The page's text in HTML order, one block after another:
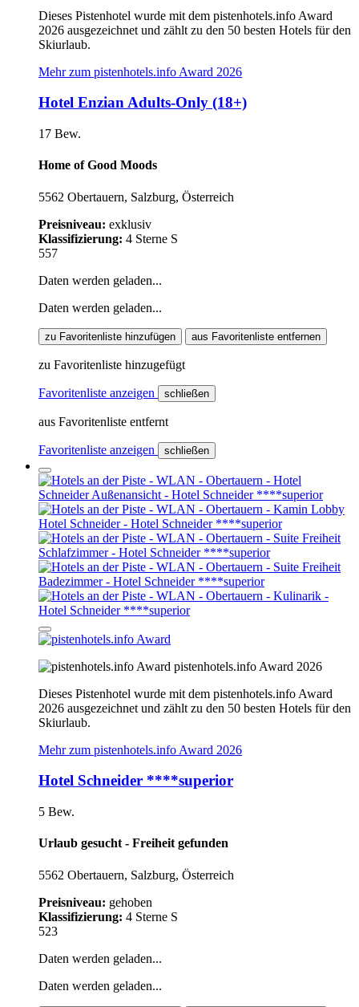
Dieses Pistenhotel wurde mit dem pistenhotels.info Award
2026 ausgezeichnet und zählt zu den 50 besten Hotels für den
Skiurlaub.
Mehr zum pistenhotels.info Award 2026
Hotel Enzian Adults-Only (18+)
17 Bew.
Home of Good Moods
5562 Obertauern, Salzburg, Österreich
Preisniveau: exklusiv
Klassifizierung: 4 Sterne S
557
Daten werden geladen...
Daten werden geladen...
zu Favoritenliste hinzufügen aus Favoritenliste entfernen
zu Favoritenliste hinzugefügt
Favoritenliste anzeigen schließen
aus Favoritenliste entfernt
Favoritenliste anzeigen schließen
pistenhotels.info Award 2026
Dieses Pistenhotel wurde mit dem pistenhotels.info Award
2026 ausgezeichnet und zählt zu den 50 besten Hotels für den
Skiurlaub.
Mehr zum pistenhotels.info Award 2026
Hotel Schneider ****superior
5 Bew.
Urlaub gesucht - Freiheit gefunden
5562 Obertauern, Salzburg, Österreich
Preisniveau: gehoben
Klassifizierung: 4 Sterne S
523
Daten werden geladen...
Daten werden geladen...